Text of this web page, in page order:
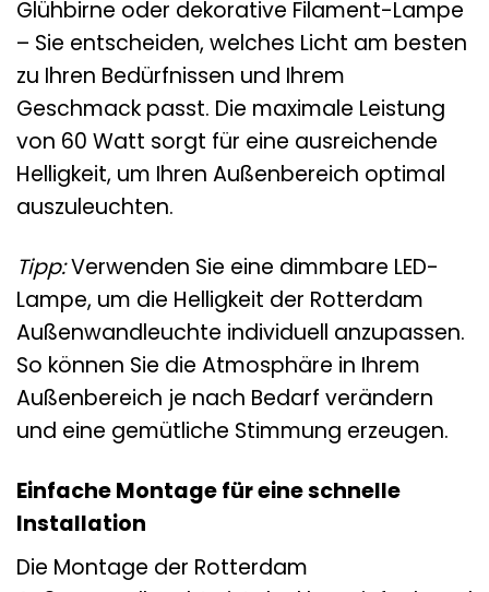
Glühbirne oder dekorative Filament-Lampe
– Sie entscheiden, welches Licht am besten
zu Ihren Bedürfnissen und Ihrem
Geschmack passt. Die maximale Leistung
von 60 Watt sorgt für eine ausreichende
Helligkeit, um Ihren Außenbereich optimal
auszuleuchten.
Tipp:Verwenden Sie eine dimmbare LED-
Lampe, um die Helligkeit der Rotterdam
Außenwandleuchte individuell anzupassen.
So können Sie die Atmosphäre in Ihrem
Außenbereich je nach Bedarf verändern
und eine gemütliche Stimmung erzeugen.
Einfache Montage für eine schnelle
Installation
Die Montage der Rotterdam